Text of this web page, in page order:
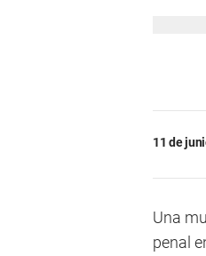
11 de
Una
penal